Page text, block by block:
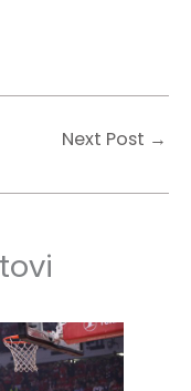
Next Post →